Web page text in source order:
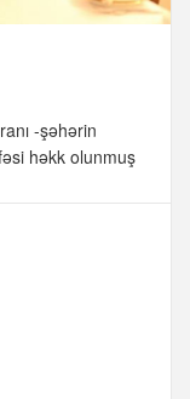
-şəhərin
həkk olunmuş